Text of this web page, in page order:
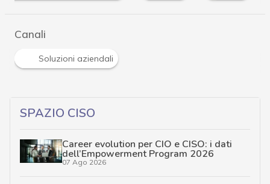
Canali
Soluzioni aziendali
SPAZIO CISO
Career evolution per CIO e CISO: i dati
dell’Empowerment Program 2026
07 Ago 2026